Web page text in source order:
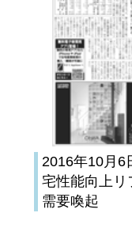
2016年10月6
宅性能向上
需要喚起